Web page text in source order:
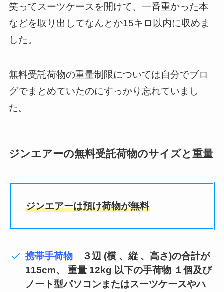
笑ってスーツケースを開けて、一番重かった本
などを取り出してなんとか15キロ以内に収めま
した。
無料受託荷物の重量制限については自分でブロ
グでまとめていたのにすっかり忘れていまし
た。
ジンエアーの無料受託荷物のサイズと重量
ジンエアーは預け荷物が無料
携帯手荷物
３辺 (横 、縦 、高さ)の合計が
115cm、 重量 12kg 以下の手荷物 １個及び
ノート型パソコンまたはスーツケースやハ